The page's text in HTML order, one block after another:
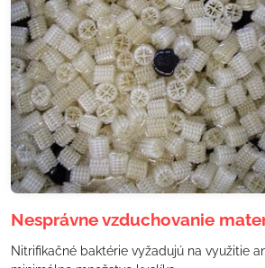
Nesprávne vzduchovanie
Nitrifikačné baktérie vyžadujú na využitie